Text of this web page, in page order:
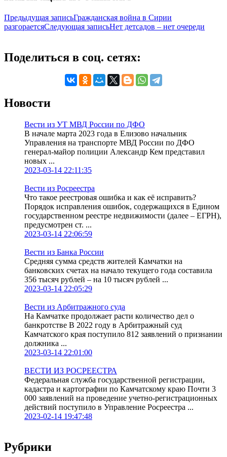
Предыдущая записьГражданская война в Сирии
разгораетсяСледующая записьНет детсадов – нет очереди
Поделиться в соц. сетях:
Новости
Вести из УТ МВД России по ДФО
В начале марта 2023 года в Елизово начальник
Управления на транспорте МВД России по ДФО
генерал-майор полиции Александр Кем представил
новых ...
2023-03-14 22:11:35
Вести из Росреестра
Что такое реестровая ошибка и как её исправить?
Порядок исправления ошибок, содержащихся в Едином
государственном реестре недвижимости (далее – ЕГРН),
предусмотрен ст. ...
2023-03-14 22:06:59
Вести из Банка России
Средняя сумма средств жителей Камчатки на
банковских счетах на начало текущего года составила
356 тысяч рублей – на 10 тысяч рублей ...
2023-03-14 22:05:29
Вести из Арбитражного суда
На Камчатке продолжает расти количество дел о
банкротстве В 2022 году в Арбитражный суд
Камчатского края поступило 812 заявлений о признании
должника ...
2023-03-14 22:01:00
ВЕСТИ ИЗ РОСРЕЕСТРА
Федеральная служба государственной регистрации,
кадастра и картографии по Камчатскому краю Почти 3
000 заявлений на проведение учетно-регистрационных
действий поступило в Управление Росреестра ...
2023-02-14 19:47:48
Рубрики